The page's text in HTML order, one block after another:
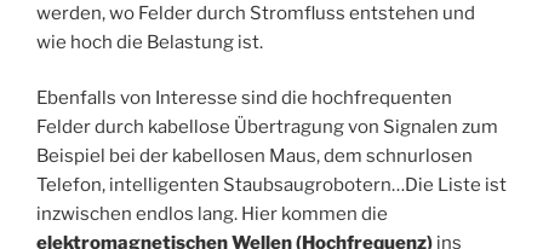
werden, wo Felder durch Stromfluss entstehen und
wie hoch die Belastung ist.
Ebenfalls von Interesse sind die hochfrequenten
Felder durch kabellose Übertragung von Signalen zum
Beispiel bei der kabellosen Maus, dem schnurlosen
Telefon, intelligenten Staubsaugrobotern…Die Liste ist
inzwischen endlos lang. Hier kommen die
elektromagnetischen Wellen (Hochfrequenz) ins